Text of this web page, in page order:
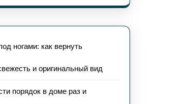
ногами: как вернуть
и оригинальный вид
порядок в доме раз и